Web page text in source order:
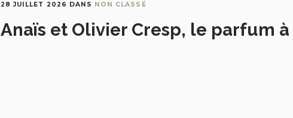
28 JUILLET 2026 DANS NON CLASSÉ
Anaïs et Olivier Cresp, le parfum